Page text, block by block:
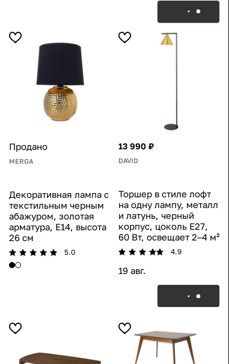
Продано
MERGA
Декоративная лампа с
текстильным черным
абажуром, золотая
арматура, E14, высота
26 см
5.0
13 990 ₽
DAVID
Торшер в стиле лофт
на одну лампу, металл
и латунь, черный
корпус, цоколь E27,
60 Вт, освещает 2–4 м²
4.9
19 авг.